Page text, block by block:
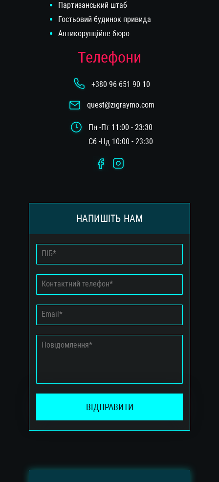
Партизанський штаб
Гостьовий будинок привида
Антикорупцiйне бюро
Телефони
+380 96 651 90 10
quest@zigraymo.com
Пн -Пт 11:00 - 23:30
Сб -Нд 10:00 - 23:30
НАПИШІТЬ НАМ
ВІДПРАВИТИ